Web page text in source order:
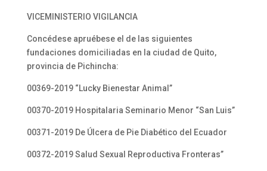
VICEMINISTERIO VIGILANCIA
Concédese apruébese el de las siguientes
fundaciones domiciliadas en la ciudad de Quito,
provincia de Pichincha:
00369-2019 “Lucky Bienestar Animal”
00370-2019 Hospitalaria Seminario Menor “San Luis”
00371-2019 De Úlcera de Pie Diabético del Ecuador
00372-2019 Salud Sexual Reproductiva Fronteras”